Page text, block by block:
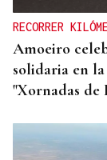
bajas
RECORRER
Amoeiro
solidaria en
"Xornadas de